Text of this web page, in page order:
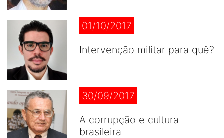
01/10/2017
Intervenção militar para quê?
30/09/2017
A corrupção e cultura
brasileira